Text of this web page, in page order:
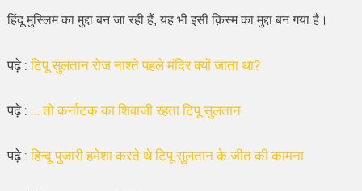
हिंदू मुस्लिम का मुद्दा बन जा रही हैं, यह भी इसी क़िस्म का मुद्दा बन गया है।
पढ़े :टिपू सुलतान रोज नाश्ते पहले मंदिर क्यों जाता था?
पढ़े : … तो कर्नाटक का शिवाजी रहता टिपू सुलतान
पढ़े :हिन्दू पुजारी हमेशा करते थे टिपू सुलतान के जीत की कामना